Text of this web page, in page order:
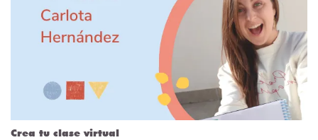
Crea tu clase virtual